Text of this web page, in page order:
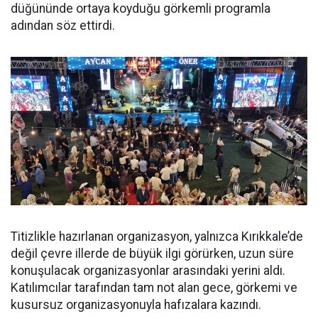
düğününde ortaya koyduğu görkemli programla
adından söz ettirdi.
Titizlikle hazırlanan organizasyon, yalnızca Kırıkkale’de
değil çevre illerde de büyük ilgi görürken, uzun süre
konuşulacak organizasyonlar arasındaki yerini aldı.
Katılımcılar tarafından tam not alan gece, görkemi ve
kusursuz organizasyonuyla hafızalara kazındı.